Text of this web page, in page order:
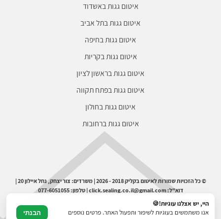
איטום גגות באשדוד
איטום גגות בתל אביב
איטום גגות בחיפה
איטום גגות בקריות
איטום גגות בראשון לציון
איטום גגות בפתח תקווה
איטום גגות בחולון
איטום גגות ברחובות
© כל הזכויות שמורות לאיטום בקליק 2018 - 2026 | משרדים: צור יצחק, נחל איילון 20 |
דוא"ל: click.sealing.co.il@gmail.com | טלפון: 077-6051055
היי, יש אצלנו עוגיות!🍪
אנו משתמשים בעוגיות לשיפור ותפעול האתר. פרטים נוספים
הבנתי